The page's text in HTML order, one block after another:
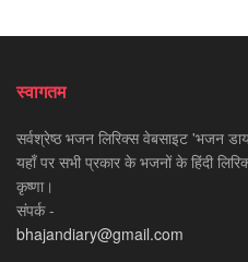
स्वागतम
सर्वश्रेष्ठ भजन लिरिक्स वेबसाइट 'भजन
यहाँ पर सभी प्रकार के भजनों के हिंदी
कृष्णा।
संपर्क -
bhajandiary@gmail.com